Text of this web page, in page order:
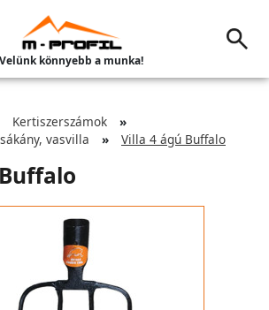
Velünk könnyebb a munka!
Kertiszerszámok
vasvilla
Villa 4 ágú Buffalo